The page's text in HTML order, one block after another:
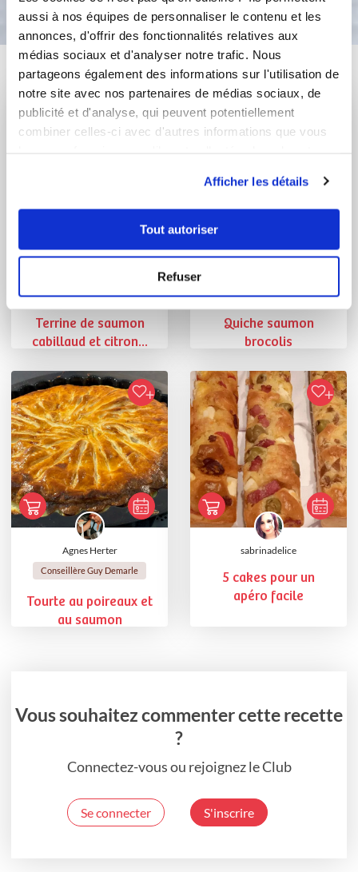
aussi à nos équipes de personnaliser le contenu et les
annonces, d'offrir des fonctionnalités relatives aux
médias sociaux et d'analyser notre trafic. Nous
partageons également des informations sur l'utilisation de
notre site avec nos partenaires de médias sociaux, de
publicité et d'analyse, qui peuvent potentiellement
combiner celles-ci avec d'autres informations que vous
Afficher les détails
Tout autoriser
Refuser
Vous aimerez aussi ...
Terrine de saumon
cabillaud et citron...
Quiche saumon
brocolis
Agnes Herter
Conseillère Guy Demarle
Tourte au poireaux et
au saumon
sabrinadelice
5 cakes pour un
apéro facile
Vous souhaitez commenter cette recette
?
Connectez-vous ou rejoignez le Club
Se connecter S'inscrire